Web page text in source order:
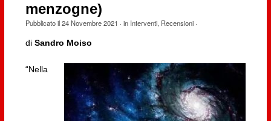
menzogne)
Pubblicato il24 Novembre 2021 · in Interventi, Recensioni·
di Sandro Moiso
“Nella